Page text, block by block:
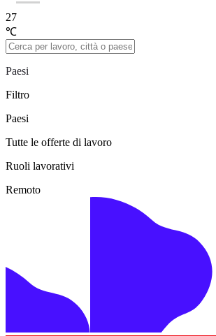
27
℃
Paesi
Filtro
Paesi
Tutte le offerte di lavoro
Ruoli lavorativi
Remoto